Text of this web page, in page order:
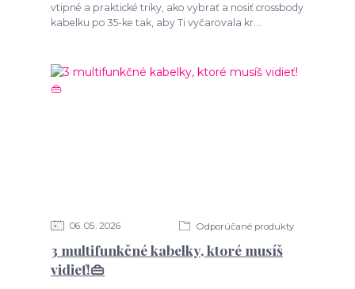
vtipné a praktické triky, ako vybrať a nosiť crossbody
kabelku po 35-ke tak, aby Ti vyčarovala kr...
06 05 2026 Odporúčané produkty
3 multifunkčné kabelky, ktoré musíš
vidieť!👜